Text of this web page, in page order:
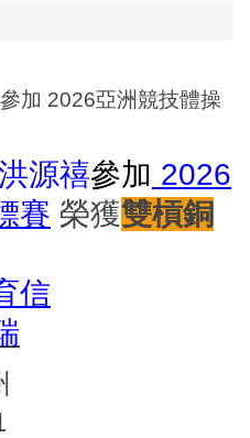
加 2026亞洲競技體操
源禧參加 2026
賽 榮獲雙槓銅
信